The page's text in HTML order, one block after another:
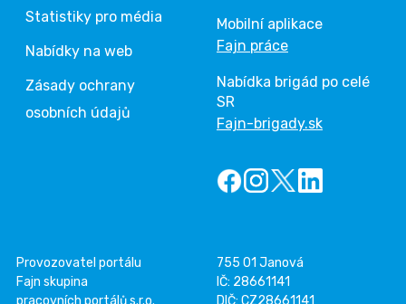
Statistiky pro média
Nabídky na web
Zásady ochrany
osobních údajů
Mobilní aplikace
Fajn práce
Nabídka brigád po celé
SR
Fajn-brigady.sk
Provozovatel portálu
Fajn skupina
755 01 Janová
IČ: 28661141